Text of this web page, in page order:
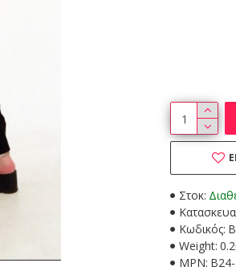
Στοκ:
Κωδικός:
Weight:
MPN: